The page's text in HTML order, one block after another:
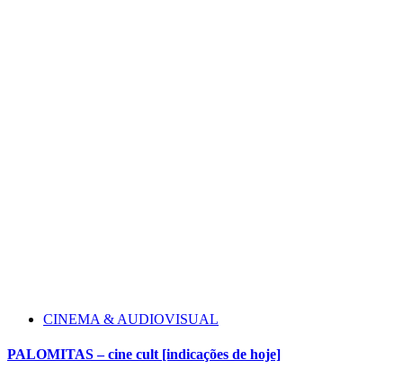
CINEMA & AUDIOVISUAL
PALOMITAS – cine cult [indicações de hoje]